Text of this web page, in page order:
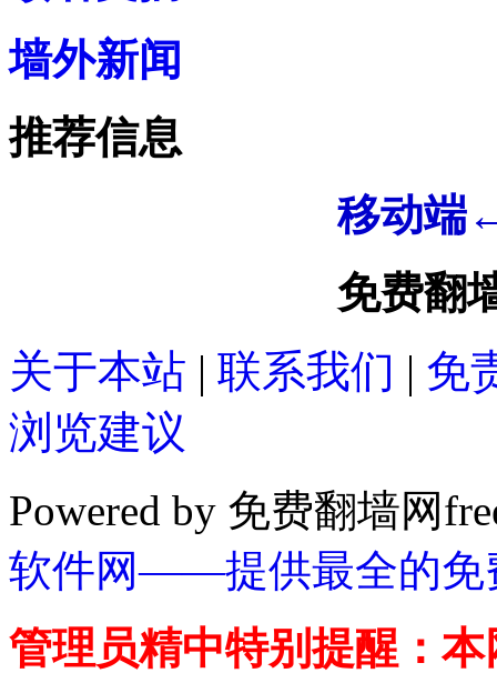
墙外新闻
推荐信息
移动端
免费翻
关于本站 | 联系我们 | 免
浏览建议
Powered by 免费翻墙网
软件网——提供最全的免
管理员精中特别提醒：